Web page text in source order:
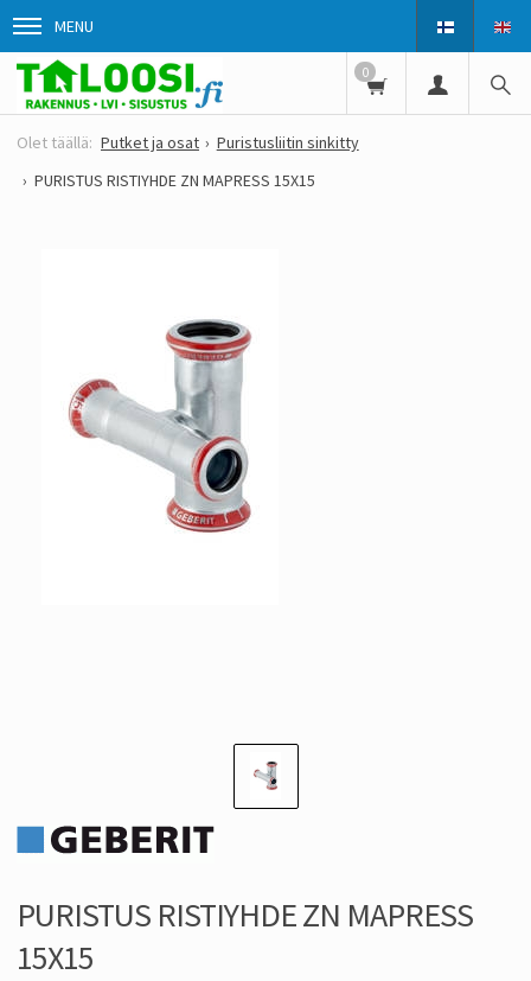
MENU
0
Putket ja osat
Puristusliitin sinkitty
PURISTUS RISTIYHDE ZN MAPRESS 15X15
PURISTUS RISTIYHDE ZN MAPRESS
15X15